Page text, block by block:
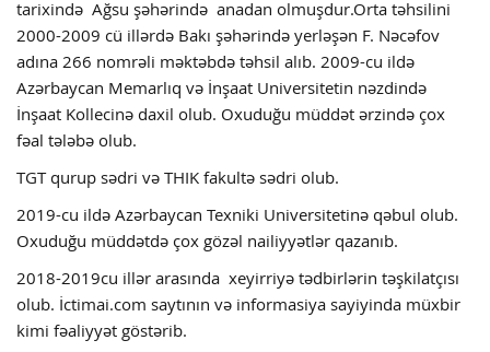
tarixində Ağsu şəhərində anadan olmuşdur.Orta təhsilini
2000-2009 cü illərdə Bakı şəhərində yerləşən F. Nəcəfov
adına 266 nomrəli məktəbdə təhsil alıb. 2009-cu ildə
Azərbaycan Memarlıq və İnşaat Universitetin nəzdində
İnşaat Kollecinə daxil olub. Oxuduğu müddət ərzində çox
fəal tələbə olub.
TGT qurup sədri və THIK fakultə sədri olub.
2019-cu ildə Azərbaycan Texniki Universitetinə qəbul olub.
Oxuduğu müddətdə çox gözəl nailiyyətlər qazanıb.
2018-2019cu illər arasında xeyirriyə tədbirlərin təşkilatçısı
olub. İctimai.com saytının və informasiya sayiyinda müxbir
kimi fəaliyyət göstərib.